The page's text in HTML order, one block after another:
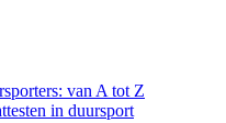
van A tot Z
in duursport